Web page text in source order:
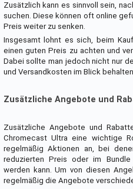
Zusätzlich kann es sinnvoll sein,
suchen. Diese können oft online
Preis weiter zu senken.
Insgesamt lohnt es sich, beim
einen guten Preis zu achten und
Dabei sollte man jedoch nicht nur
und Versandkosten im Blick
Zusätzliche Angebote und
Zusätzliche Angebote und
Chromecast Ultra eine wichtige
regelmäßig Aktionen an, bei
reduzierten Preis oder im
werden kann. Um von diesen
regelmäßig die Angebote